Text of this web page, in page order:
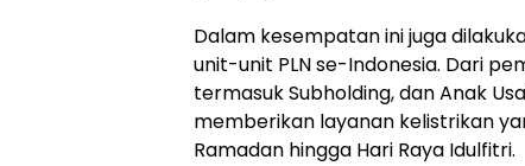
Dalam kesempatan ini juga
unit-unit PLN se-Indonesia. Dari
termasuk Subholding, dan Anak
memberikan layanan kelistrikan
Ramadan hingga Hari Raya Idulfitri.